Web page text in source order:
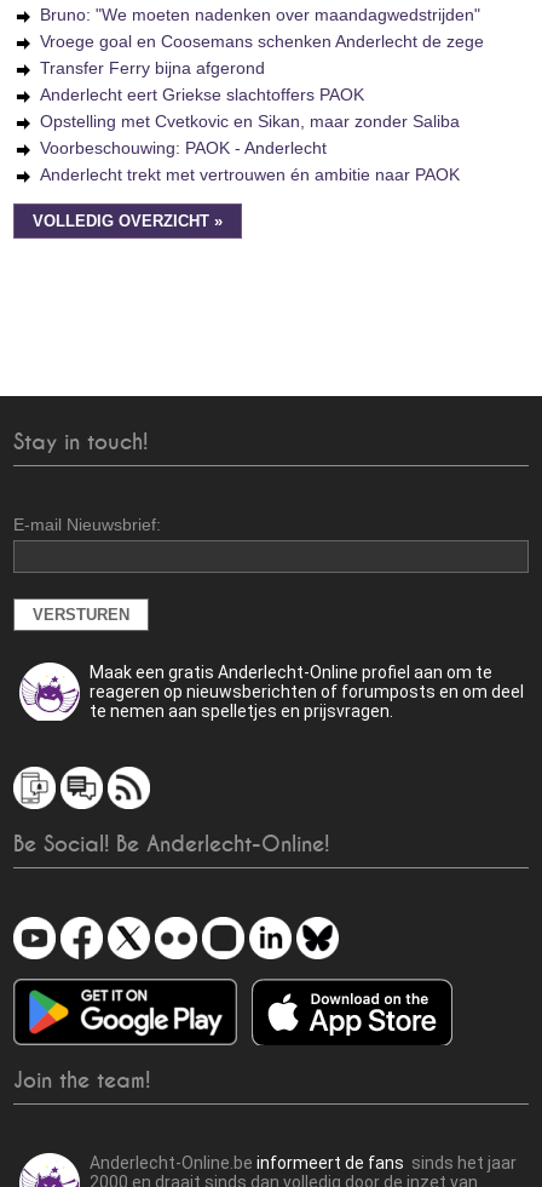
Bruno: "We moeten nadenken over maandagwedstrijden"
Vroege goal en Coosemans schenken Anderlecht de zege
Transfer Ferry bijna afgerond
Anderlecht eert Griekse slachtoffers PAOK
Opstelling met Cvetkovic en Sikan, maar zonder Saliba
Voorbeschouwing: PAOK - Anderlecht
Anderlecht trekt met vertrouwen én ambitie naar PAOK
VOLLEDIG OVERZICHT »
Stay in touch!
E-mail Nieuwsbrief:
Maak een gratis Anderlecht-Online profiel aan om te
reageren op nieuwsberichten of forumposts en om deel
te nemen aan spelletjes en prijsvragen.
Be Social! Be Anderlecht-Online!
Join the team!
Anderlecht-Online.beinformeert de fans sinds het jaar
2000 en draait sinds dan volledig door de inzet van